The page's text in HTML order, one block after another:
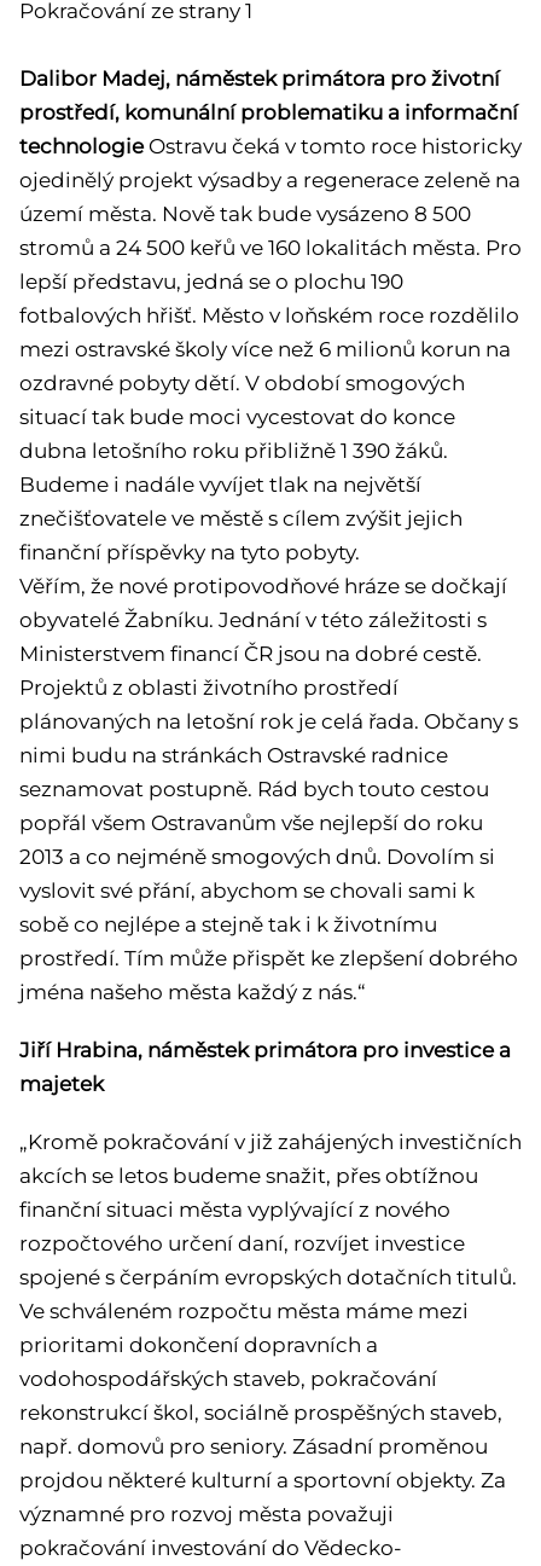
Pokračování ze strany 1
Dalibor Madej, náměstek primátora pro životní
prostředí, komunální problematiku a informační
technologieOstravu čeká v tomto roce historicky
ojedinělý projekt výsadby a regenerace zeleně na
území města. Nově tak bude vysázeno 8 500
stromů a 24 500 keřů ve 160 lokalitách města. Pro
lepší představu, jedná se o plochu 190
fotbalových hřišť. Město v loňském roce rozdělilo
mezi ostravské školy více než 6 milionů korun na
ozdravné pobyty dětí. V období smogových
situací tak bude moci vycestovat do konce
dubna letošního roku přibližně 1 390 žáků.
Budeme i nadále vyvíjet tlak na největší
znečišťovatele ve městě s cílem zvýšit jejich
finanční příspěvky na tyto pobyty.
Věřím, že nové protipovodňové hráze se dočkají
obyvatelé Žabníku. Jednání v této záležitosti s
Ministerstvem financí ČR jsou na dobré cestě.
Projektů z oblasti životního prostředí
plánovaných na letošní rok je celá řada. Občany s
nimi budu na stránkách Ostravské radnice
seznamovat postupně. Rád bych touto cestou
popřál všem Ostravanům vše nejlepší do roku
2013 a co nejméně smogových dnů. Dovolím si
vyslovit své přání, abychom se chovali sami k
sobě co nejlépe a stejně tak i k životnímu
prostředí. Tím může přispět ke zlepšení dobrého
jména našeho města každý z nás.“
Jiří Hrabina, náměstek primátora pro investice a
majetek
„Kromě pokračování v již zahájených investičních
akcích se letos budeme snažit, přes obtížnou
finanční situaci města vyplývající z nového
rozpočtového určení daní, rozvíjet investice
spojené s čerpáním evropských dotačních titulů.
Ve schváleném rozpočtu města máme mezi
prioritami dokončení dopravních a
vodohospodářských staveb, pokračování
rekonstrukcí škol, sociálně prospěšných staveb,
např. domovů pro seniory. Zásadní proměnou
projdou některé kulturní a sportovní objekty. Za
významné pro rozvoj města považuji
pokračování investování do Vědecko-